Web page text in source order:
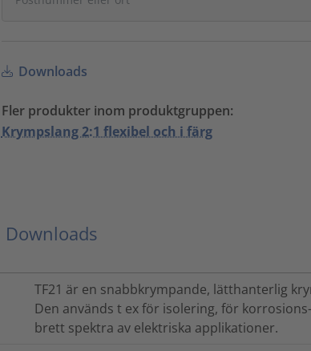
Downloads
Fler produkter inom produktgruppen:
Krympslang 2:1 flexibel och i färg
Downloads
TF21 är en snabbkrympande, lätthanterlig
Den används t ex för isolering, för
brett spektra av elektriska applikationer.